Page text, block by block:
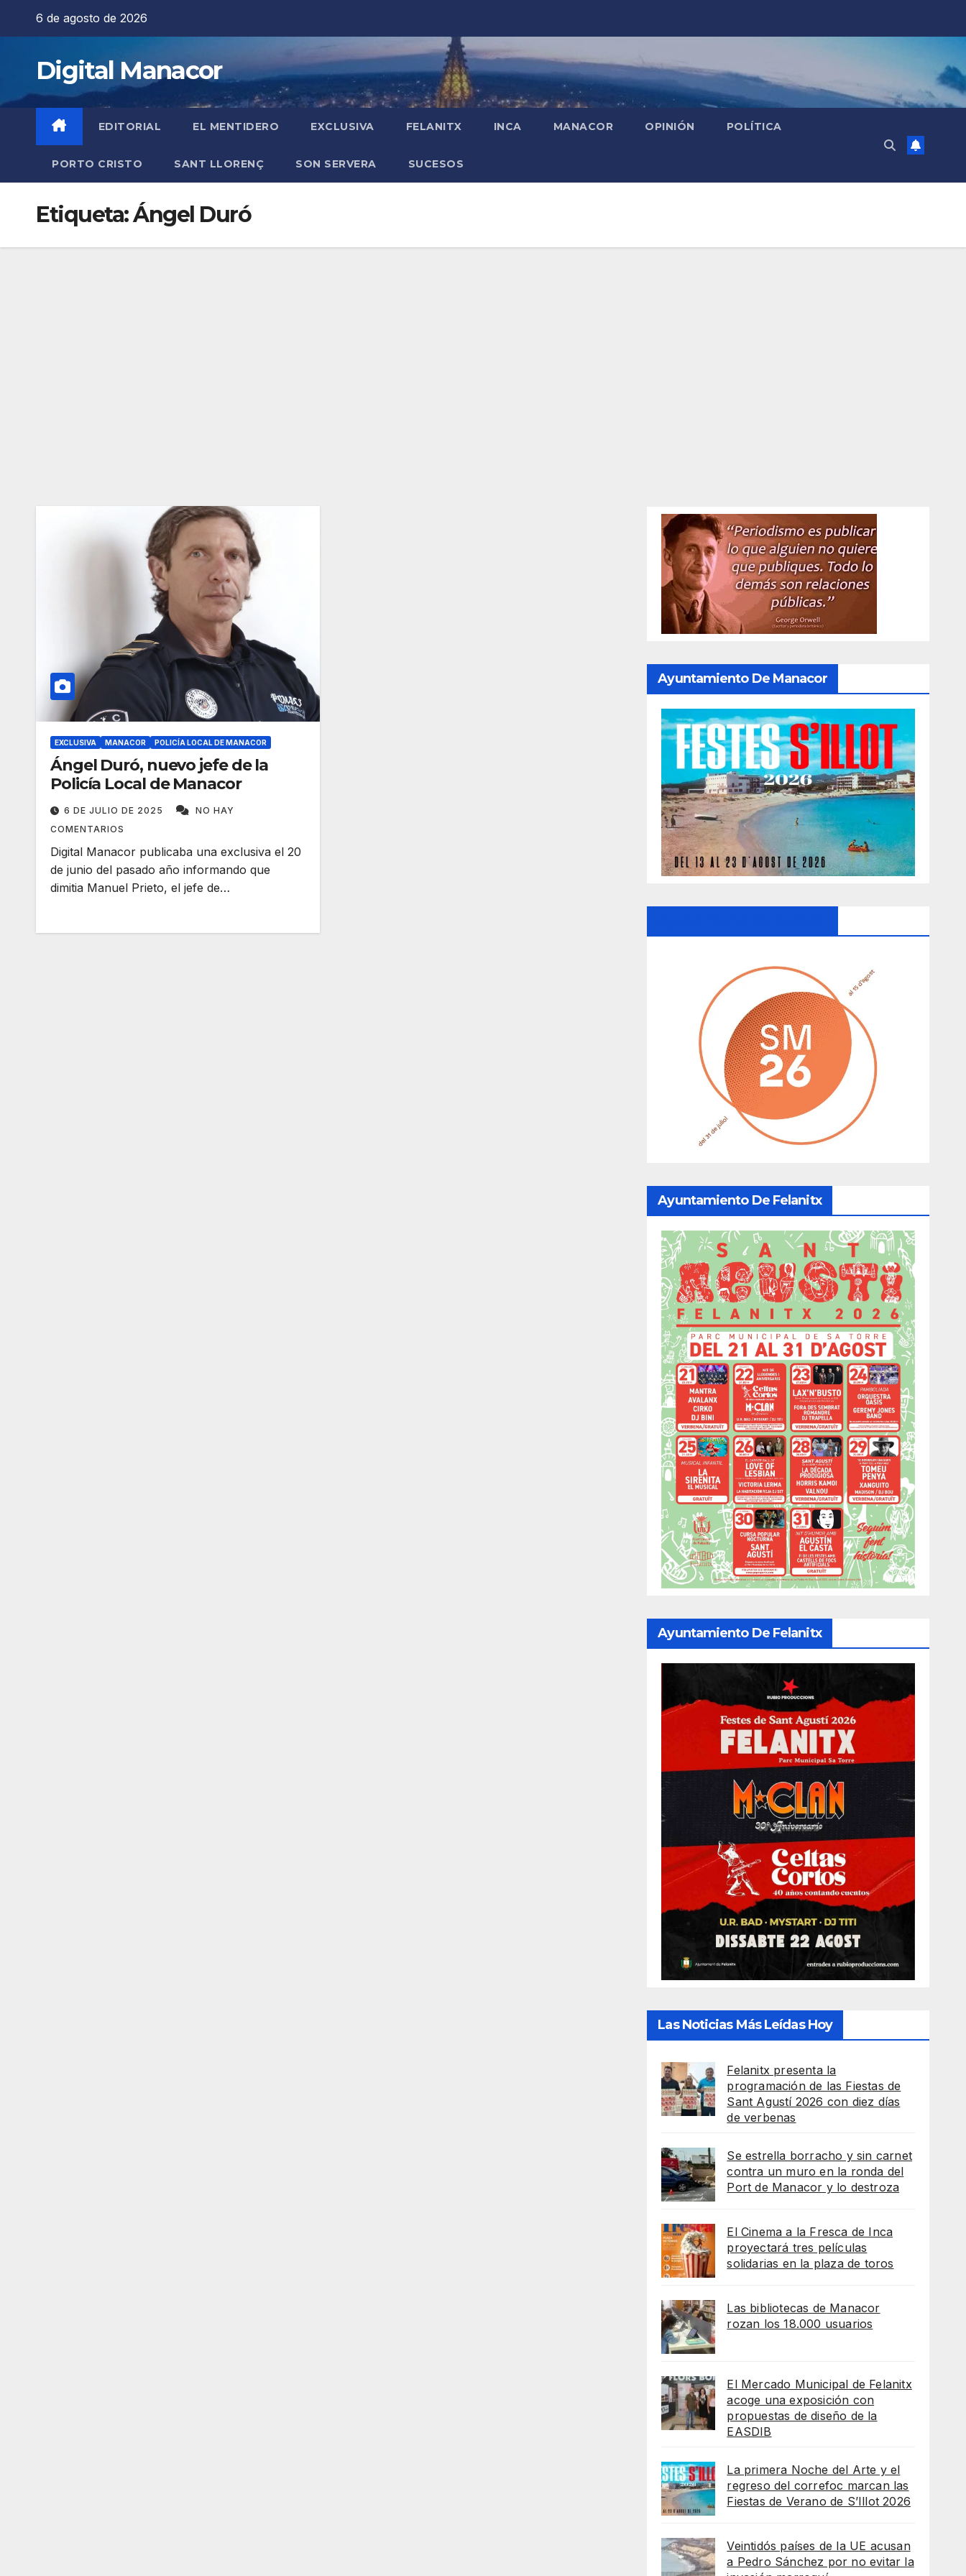
6 de agosto de 2026
Digital Manacor
EDITORIAL EL MENTIDERO EXCLUSIVA FELANITX INCA MANACOR OPINIÓN POLÍTICA
PORTO CRISTO SANT LLORENÇ SON SERVERA SUCESOS
Etiqueta:Ángel Duró
EXCLUSIVA MANACOR POLICÍA LOCAL DE MANACOR
Ángel Duró, nuevo jefe de la
Policía Local de Manacor
6 DE JULIO DE 2025
NO HAY
COMENTARIOS
Digital Manacor publicaba una exclusiva el 20
de junio del pasado año informando que
dimitia Manuel Prieto, el jefe de…
Ayuntamiento De Manacor
Ayuntamiento De Felanitx
Ayuntamiento De Felanitx
Las Noticias Más Leídas Hoy
Felanitx presenta la
programación de las Fiestas de
Sant Agustí 2026 con diez días
de verbenas
Se estrella borracho y sin carnet
contra un muro en la ronda del
Port de Manacor y lo destroza
El Cinema a la Fresca de Inca
proyectará tres películas
solidarias en la plaza de toros
Las bibliotecas de Manacor
rozan los 18.000 usuarios
El Mercado Municipal de Felanitx
acoge una exposición con
propuestas de diseño de la
EASDIB
La primera Noche del Arte y el
regreso del correfoc marcan las
Fiestas de Verano de S’Illot 2026
Veintidós países de la UE acusan
a Pedro Sánchez por no evitar la